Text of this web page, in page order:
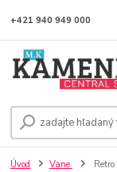
+421 940 949 000
Úvod Vane Retro